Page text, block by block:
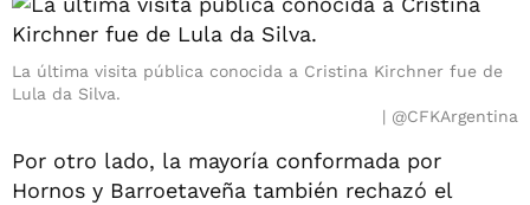
La última visita pública conocida a Cristina Kirchner fue de
Lula da Silva.
@CFKArgentina
Por otro lado, la mayoría conformada por
Hornos y Barroetaveña también rechazó el